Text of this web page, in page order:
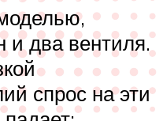
два вентиля.
спрос на эти